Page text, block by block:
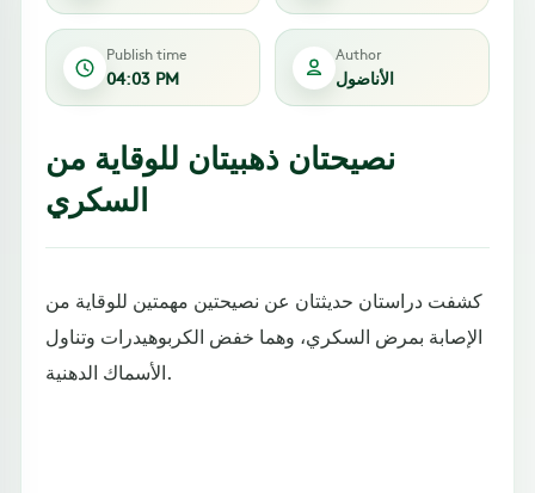
Publish time
04:03 PM
Author
الأناضول
نصيحتان ذهبيتان للوقاية من
السكري
كشفت دراستان حديثتان عن نصيحتين مهمتين للوقاية من
الإصابة بمرض السكري، وهما خفض الكربوهيدرات وتناول
الأسماك الدهنية.